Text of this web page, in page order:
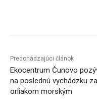
Predchádzajúci článok
Ekocentrum Čunovo
na poslednú vychádzku za
orliakom morským